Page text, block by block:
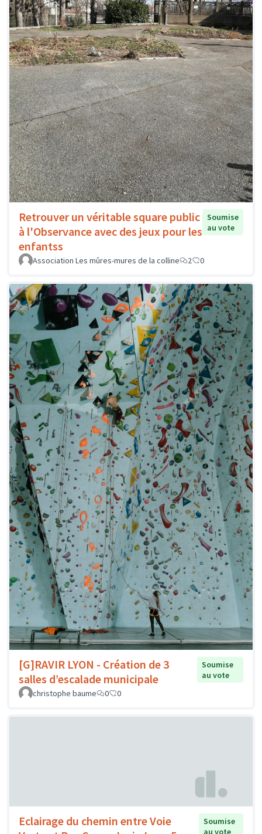
Retrouver un véritable square public
à l'Observance avec des jeux pour les
enfantss
Soumise
au vote
Association Les mûres-mures de la colline 2 0
[G]RAVIR LYON - Création de 3
salles d’escalade municipale
Soumise
au vote
christophe baume
0 0
Eclairage du chemin entre Voie
Soumise
au vote